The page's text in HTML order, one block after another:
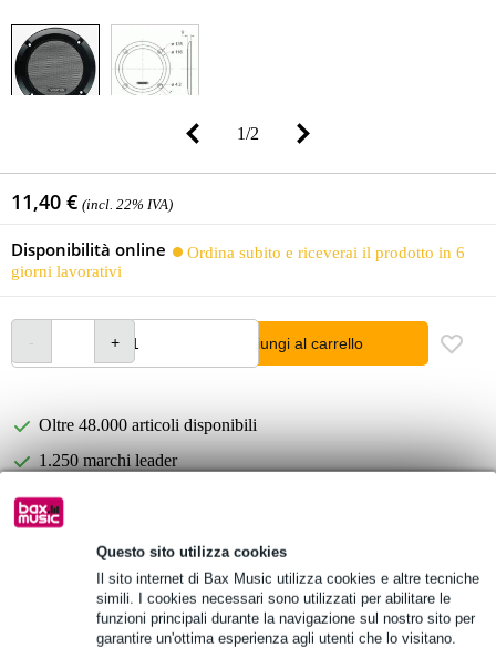
Questo sito utilizza cookies
Il sito internet di Bax Music utilizza cookies e altre tecniche
simili. I cookies necessari sono utilizzati per abilitare le
funzioni principali durante la navigazione sul nostro sito per
garantire un'ottima esperienza agli utenti che lo visitano.
1/2
11,40 € (incl. 22% IVA)
Disponibilità online
Ordina subito e riceverai il prodotto in 6
giorni lavorativi
Aggiungi al carrello
Oltre 48.000 articoli disponibili
1.250 marchi leader
materiale: metallo
colore: nero
anello esterno: plastica